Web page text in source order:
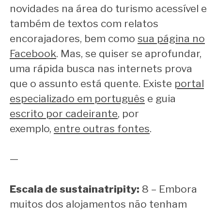
novidades na área do turismo acessível e
também de textos com relatos
encorajadores, bem como sua página no
Facebook. Mas, se quiser se aprofundar,
uma rápida busca nas internets prova
que o assunto está quente. Existe portal
especializado em português e guia
escrito por cadeirante, por
exemplo, entre outras fontes.
—
Escala de sustainatripity: 8 – Embora
muitos dos alojamentos não tenham